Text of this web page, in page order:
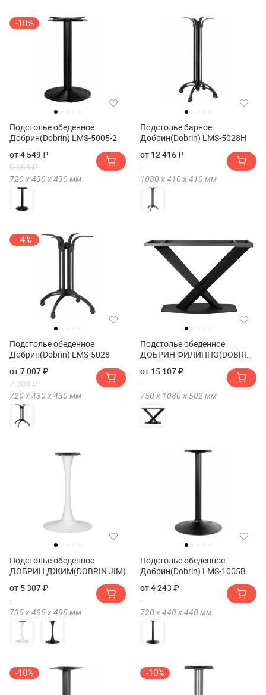
-10%
Подстолье обеденное
Добрин(Dobrin) LMS-5005-2
от 4 549 ₽
5 054 ₽
720 х430 х430 мм
Подстолье барное
Добрин(Dobrin) LMS-5028H
от 12 416 ₽
1080 х410 х410 мм
-4%
Подстолье обеденное
Добрин(Dobrin) LMS-5028
от 7 007 ₽
7 308 ₽
720 х430 х430 мм
Подстолье обеденное
ДОБРИН ФИЛИППО(DOBRIN
от 15 107 ₽
750 х 1080 х 502 мм
Подстолье обеденное
ДОБРИН ДЖИМ(DOBRIN JIM)
от 5 307 ₽
735 х495 х495мм
Подстолье обеденное
Добрин(Dobrin) LMS-1005B
от 4 243 ₽
720 х440 х440 мм
-10% -10%